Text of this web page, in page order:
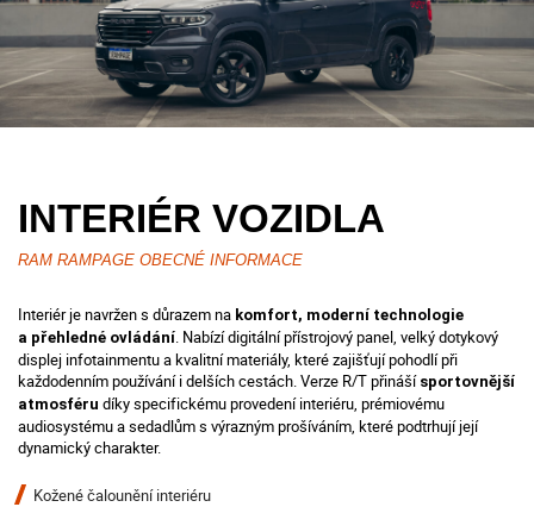
INTERIÉR VOZIDLA
RAM RAMPAGE OBECNÉ INFORMACE
Interiér je navržen s důrazem na komfort, moderní technologie
a přehledné ovládání. Nabízí digitální přístrojový panel, velký dotykový
displej infotainmentu a kvalitní materiály, které zajišťují pohodlí při
každodenním používání i delších cestách. Verze R/T přináší sportovnější
atmosféru díky specifickému provedení interiéru, prémiovému
audiosystému a sedadlům s výrazným prošíváním, které podtrhují její
dynamický charakter.
Kožené čalounění interiéru